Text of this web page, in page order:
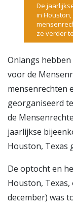
De
in
ze verder
Onlangs
voor de
mensenrechten
georganiseerd
de
jaarlijkse
Houston, Texas
De optocht en
Houston, Texas,
december) was